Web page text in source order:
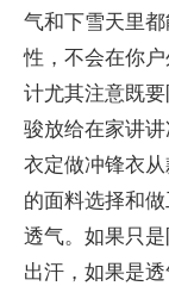
气和下雪天里
性，不会在你
计尤其注意既
骏放给在家讲讲
衣定做冲锋衣
的面料选择和
透气。如果只
出汗，如果是